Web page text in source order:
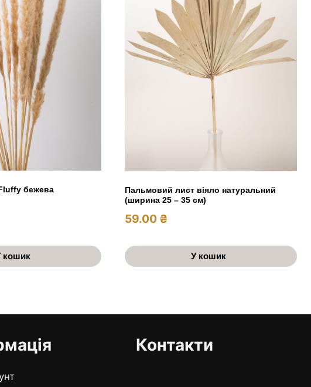
бежева
кошик
Пальмовий лист віяло натуральний
(ширина 25 – 35 см)
59.00 ₴
У кошик
Контакти